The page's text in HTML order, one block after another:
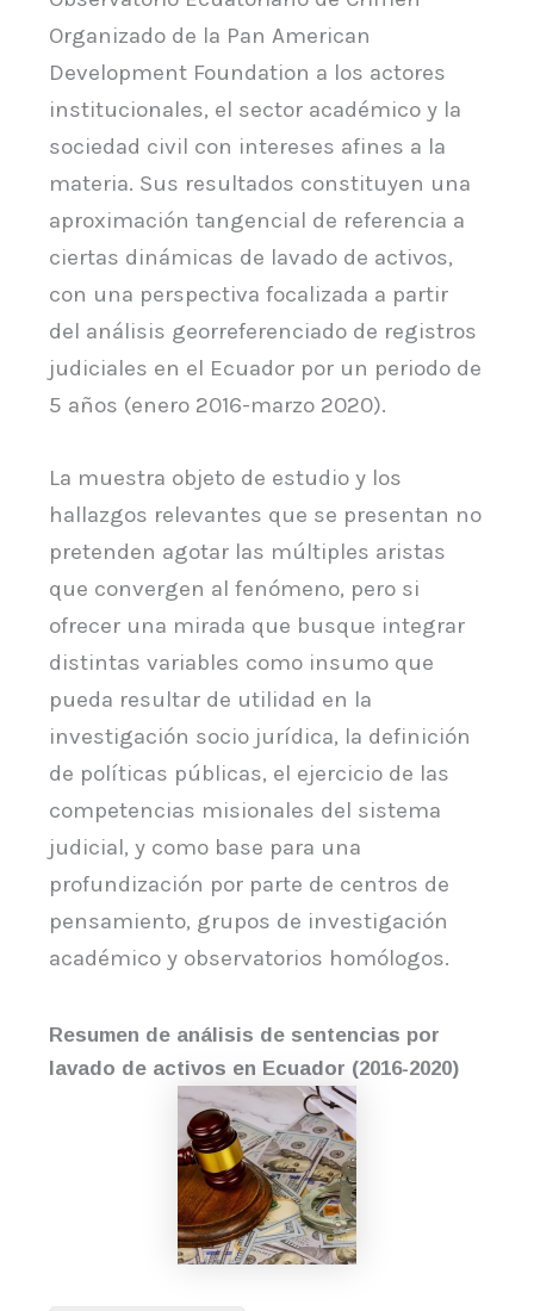
Organizado de la Pan American
Development Foundation a los actores
institucionales, el sector académico y la
sociedad civil con intereses afines a la
materia. Sus resultados constituyen una
aproximación tangencial de referencia a
ciertas dinámicas de lavado de activos,
con una perspectiva focalizada a partir
del análisis georreferenciado de registros
judiciales en el Ecuador por un periodo de
5 años (enero 2016-marzo 2020).
La muestra objeto de estudio y los
hallazgos relevantes que se presentan no
pretenden agotar las múltiples aristas
que convergen al fenómeno, pero si
ofrecer una mirada que busque integrar
distintas variables como insumo que
pueda resultar de utilidad en la
investigación socio jurídica, la definición
de políticas públicas, el ejercicio de las
competencias misionales del sistema
judicial, y como base para una
profundización por parte de centros de
pensamiento, grupos de investigación
académico y observatorios homólogos.
Resumen de análisis de sentencias por
lavado de activos en Ecuador (2016-2020)